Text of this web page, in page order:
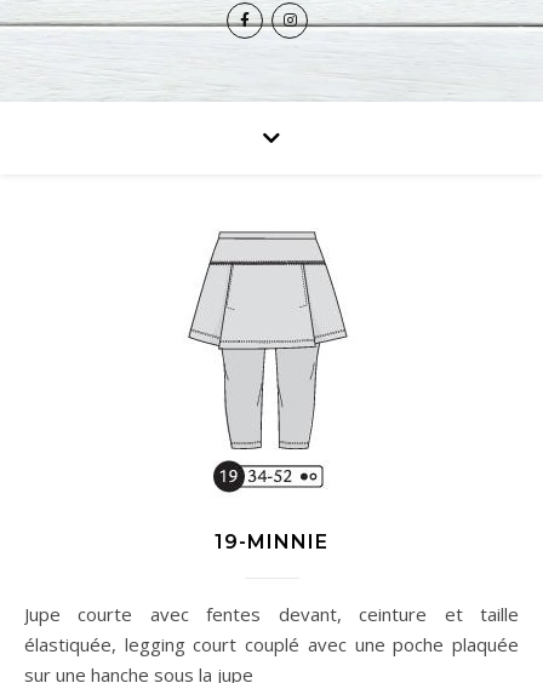
19-MINNIE
Jupe courte avec fentes devant, ceinture et taille
élastiquée, legging court couplé avec une poche plaquée
sur une hanche sous la jupe